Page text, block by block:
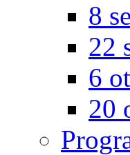
8
22
6
20